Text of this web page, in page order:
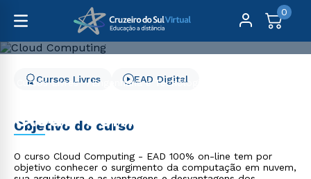
0
Cursos Livres
Engenharia e Tecnologia
Cloud Computing
Cursos Livres EAD Digital
Objetivo do curso
O curso Cloud Computing - EAD 100% on-line tem por
objetivo conhecer o surgimento da computação em nuvem,